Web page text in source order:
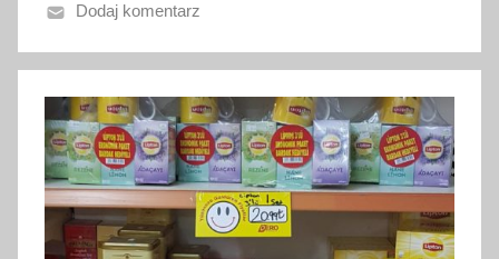
o
9
l
u
t
e
o
Dodaj komentarz